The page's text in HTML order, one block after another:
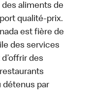
aliments de
qualité-prix.
est fière de
des services
des
détenus par